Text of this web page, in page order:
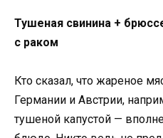
Тушеная свинина +
с раком
Кто сказал, что жареное
Германии и Австрии,
тушеной капустой —